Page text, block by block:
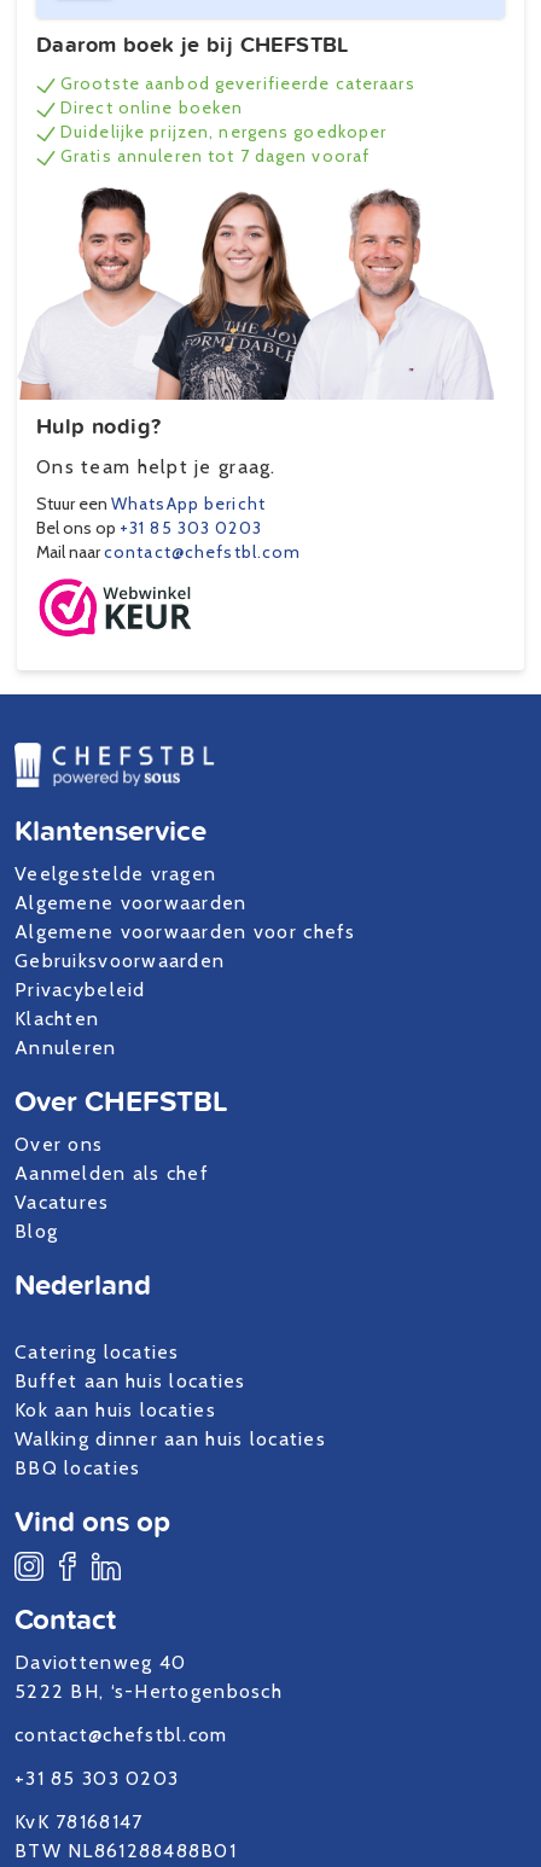
Daarom boek je bij CHEFSTBL
Grootste aanbod geverifieerde cateraars
Direct online boeken
Duidelijke prijzen, nergens goedkoper
Gratis annuleren tot 7 dagen vooraf
Hulp nodig?
Ons team helpt je graag.
Stuur een WhatsApp bericht
Bel ons op +31 85 303 0203
Mail naarcontact@chefstbl.com
Klantenservice
Veelgestelde vragen
Algemene voorwaarden
Algemene voorwaarden voor chefs
Gebruiksvoorwaarden
Privacybeleid
Klachten
Annuleren
Over CHEFSTBL
Over ons
Aanmelden als chef
Vacatures
Blog
Contact
Daviottenweg 40
5222 BH, ‘s-Hertogenbosch
contact@chefstbl.com
+31 85 303 0203
KvK 78168147
BTW NL861288488B01
Nederland
Catering locaties
Buffet aan huis locaties
Kok aan huis locaties
Walking dinner aan huis locaties
BBQ locaties
Vind ons op